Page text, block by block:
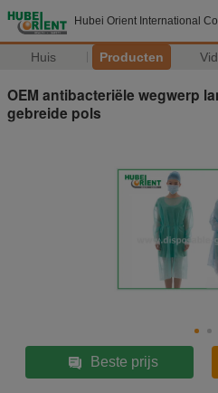
Hubei Orient International
Huis Producten
OEM antibacteriële wegwerp
gebreide pols
Beste prijs